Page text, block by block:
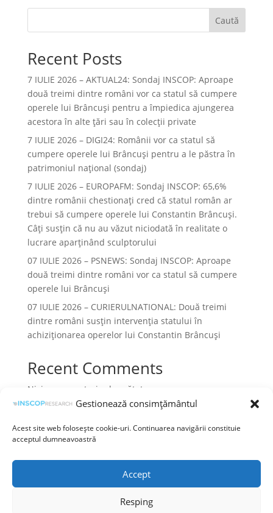
Gestionează consimțământul
Acest site web folosește cookie-uri. Continuarea navigării constituie
acceptul dumneavoastră
Accept
Resping
Caută
Recent Posts
7 IULIE 2026 – AKTUAL24: Sondaj INSCOP: Aproape
două treimi dintre români vor ca statul să cumpere
operele lui Brâncuşi pentru a împiedica ajungerea
acestora în alte ţări sau în colecţii private
7 IULIE 2026 – DIGI24: Românii vor ca statul să
cumpere operele lui Brâncuși pentru a le păstra în
patrimoniul național (sondaj)
7 IULIE 2026 – EUROPAFM: Sondaj INSCOP: 65,6%
dintre românii chestionați cred că statul român ar
trebui să cumpere operele lui Constantin Brâncuși.
Câți susțin că nu au văzut niciodată în realitate o
lucrare aparținând sculptorului
07 IULIE 2026 – PSNEWS: Sondaj INSCOP: Aproape
două treimi dintre români vor ca statul să cumpere
operele lui Brâncuși
07 IULIE 2026 – CURIERULNATIONAL: Două treimi
dintre români susțin intervenția statului în
achiziționarea operelor lui Constantin Brâncuși
Recent Comments
Niciun comentariu de arătat.
Prelucrarea datelor cu caracter personal
Politica cookies